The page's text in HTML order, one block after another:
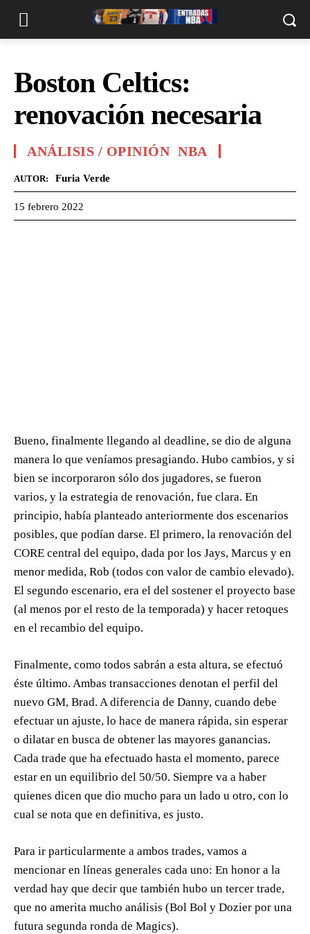
Boston Celtics:
renovación necesaria
ANÁLISIS / OPINIÓN NBA
AUTOR: Furia Verde
15 febrero 2022
Bueno, finalmente llegando al deadline, se dio de alguna
manera lo que veníamos presagiando. Hubo cambios, y si
bien se incorporaron sólo dos jugadores, se fueron
varios, y la estrategia de renovación, fue clara. En
principio, había planteado anteriormente dos escenarios
posibles, que podían darse. El primero, la renovación del
CORE central del equipo, dada por los Jays, Marcus y en
menor medida, Rob (todos con valor de cambio elevado).
El segundo escenario, era el del sostener el proyecto base
(al menos por el resto de la temporada) y hacer retoques
en el recambio del equipo.
Finalmente, como todos sabrán a esta altura, se efectuó
éste último. Ambas transacciones denotan el perfil del
nuevo GM, Brad. A diferencia de Danny, cuando debe
efectuar un ajuste, lo hace de manera rápida, sin esperar
o dilatar en busca de obtener las mayores ganancias.
Cada trade que ha efectuado hasta el momento, parece
estar en un equilibrio del 50/50. Siempre va a haber
quienes dicen que dio mucho para un lado u otro, con lo
cual se nota que en definitiva, es justo.
Para ir particularmente a ambos trades, vamos a
mencionar en líneas generales cada uno: En honor a la
verdad hay que decir que también hubo un tercer trade,
que no amerita mucho análisis (Bol Bol y Dozier por una
futura segunda ronda de Magics).